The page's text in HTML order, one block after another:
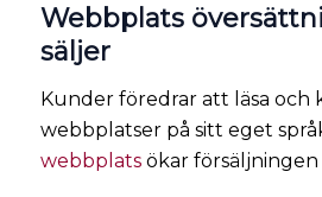
Webbplats
säljer
Kunder föredrar att läsa och
webbplatser på sitt eget
webbplatsökar